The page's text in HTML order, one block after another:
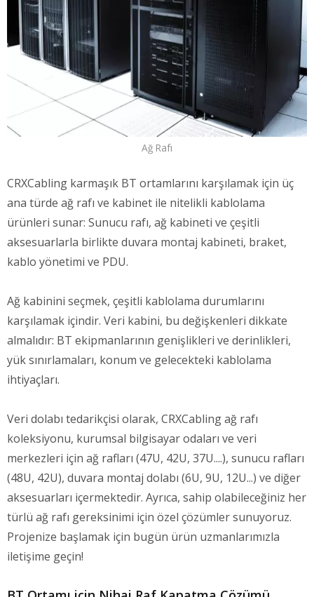
Ağ Rafı
CRXCabling karmaşık BT ortamlarını karşılamak için üç
ana türde ağ rafı ve kabinet ile nitelikli kablolama
ürünleri sunar: Sunucu rafı, ağ kabineti ve çeşitli
aksesuarlarla birlikte duvara montaj kabineti, braket,
kablo yönetimi ve PDU.
Ağ kabinini seçmek, çeşitli kablolama durumlarını
karşılamak içindir. Veri kabini, bu değişkenleri dikkate
almalıdır: BT ekipmanlarının genişlikleri ve derinlikleri,
yük sınırlamaları, konum ve gelecekteki kablolama
ihtiyaçları.
Veri dolabı tedarikçisi olarak, CRXCabling ağ rafı
koleksiyonu, kurumsal bilgisayar odaları ve veri
merkezleri için ağ rafları (47U, 42U, 37U....), sunucu rafları
(48U, 42U), duvara montaj dolabı (6U, 9U, 12U...) ve diğer
aksesuarları içermektedir. Ayrıca, sahip olabileceğiniz her
türlü ağ rafı gereksinimi için özel çözümler sunuyoruz.
Projenize başlamak için bugün ürün uzmanlarımızla
iletişime geçin!